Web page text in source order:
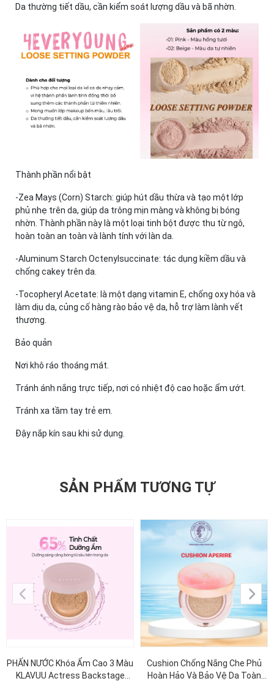
Da thường tiết dầu, cần kiểm soát lượng dầu và bã nhờn.​
Thành phần nổi bật​
-Zea Mays (Corn) Starch: giúp hút dầu thừa và tạo một lớp
phủ nhẹ trên da, giúp da trông mịn màng và không bị bóng
nhờn. Thành phần này là một loại tinh bột được thu từ ngô,
hoàn toàn an toàn và lành tính với làn da.​
-Aluminum Starch Octenylsuccinate: tác dụng kiềm dầu và
chống cakey trên da.​
-Tocopheryl Acetate: là một dạng vitamin E, chống oxy hóa và
làm dịu da, củng cố hàng rào bảo vệ da, hỗ trợ làm lành vết
thương.​
Bảo quản​
Nơi khô ráo thoáng mát.​
Tránh ánh nắng trực tiếp, nơi có nhiệt độ cao hoặc ẩm ướt.​
Tránh xa tầm tay trẻ em.​
Đậy nắp kín sau khi sử dụng.​
SẢN PHẨM TƯƠNG TỰ
PHẤN NƯỚC Khóa Ẩm Cao 3 Màu
KLAVUU Actress Backstage
Cushion Chống Nắng Che Phủ
Hoàn Hảo Và Bảo Vệ Da Toàn